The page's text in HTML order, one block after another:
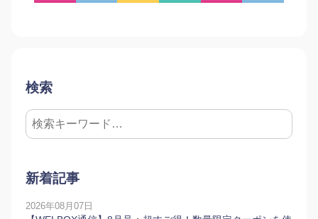
検索
新着記事
2026年08月07日